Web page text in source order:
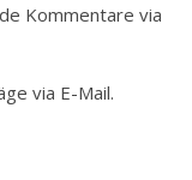
Kommentare via
via E-Mail.